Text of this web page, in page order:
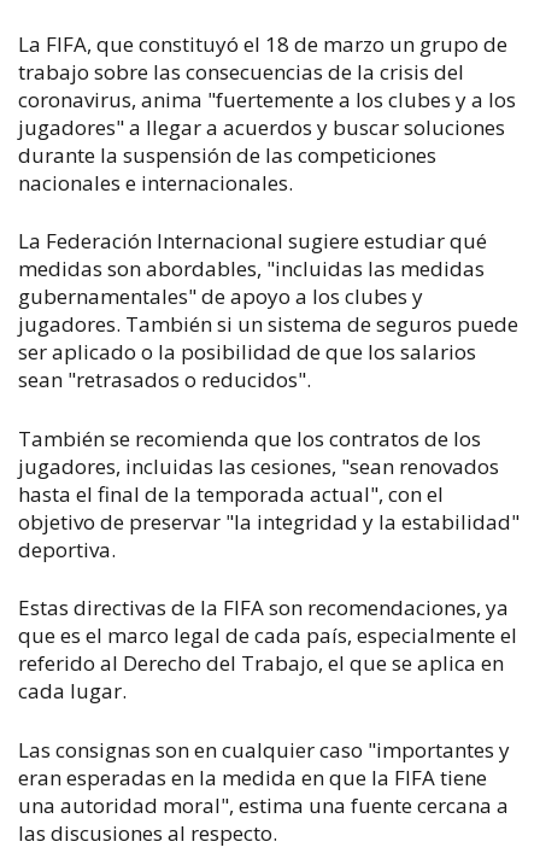
La FIFA, que constituyó el 18 de marzo un grupo de
trabajo sobre las consecuencias de la crisis del
coronavirus, anima "fuertemente a los clubes y a los
jugadores" a llegar a acuerdos y buscar soluciones
durante la suspensión de las competiciones
nacionales e internacionales.
La Federación Internacional sugiere estudiar qué
medidas son abordables, "incluidas las medidas
gubernamentales" de apoyo a los clubes y
jugadores. También si un sistema de seguros puede
ser aplicado o la posibilidad de que los salarios
sean "retrasados o reducidos".
También se recomienda que los contratos de los
jugadores, incluidas las cesiones, "sean renovados
hasta el final de la temporada actual", con el
objetivo de preservar "la integridad y la estabilidad"
deportiva.
Estas directivas de la FIFA son recomendaciones, ya
que es el marco legal de cada país, especialmente el
referido al Derecho del Trabajo, el que se aplica en
cada lugar.
Las consignas son en cualquier caso "importantes y
eran esperadas en la medida en que la FIFA tiene
una autoridad moral", estima una fuente cercana a
las discusiones al respecto.